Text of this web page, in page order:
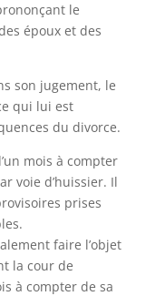
le
époux et des
son jugement, le
qui lui est
du divorce.
mois à compter
voie d’huissier. Il
prises
faire l’objet
la cour de
à compter de sa